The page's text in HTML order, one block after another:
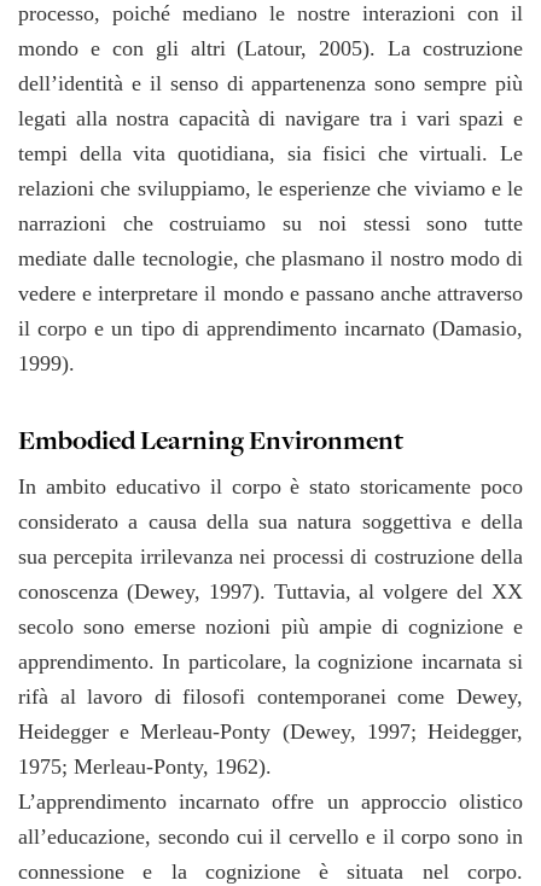
processo, poiché mediano le nostre interazioni con il
mondo e con gli altri (Latour, 2005). La costruzione
dell’identità e il senso di appartenenza sono sempre più
legati alla nostra capacità di navigare tra i vari spazi e
tempi della vita quotidiana, sia fisici che virtuali. Le
relazioni che sviluppiamo, le esperienze che viviamo e le
narrazioni che costruiamo su noi stessi sono tutte
mediate dalle tecnologie, che plasmano il nostro modo di
vedere e interpretare il mondo e passano anche attraverso
il corpo e un tipo di apprendimento incarnato (Damasio,
1999).
Embodied Learning Environment
In ambito educativo il corpo è stato storicamente poco
considerato a causa della sua natura soggettiva e della
sua percepita irrilevanza nei processi di costruzione della
conoscenza (Dewey, 1997). Tuttavia, al volgere del XX
secolo sono emerse nozioni più ampie di cognizione e
apprendimento. In particolare, la cognizione incarnata si
rifà al lavoro di filosofi contemporanei come Dewey,
Heidegger e Merleau-Ponty (Dewey, 1997; Heidegger,
1975; Merleau-Ponty, 1962).
L’apprendimento incarnato offre un approccio olistico
all’educazione, secondo cui il cervello e il corpo sono in
connessione e la cognizione è situata nel corpo.